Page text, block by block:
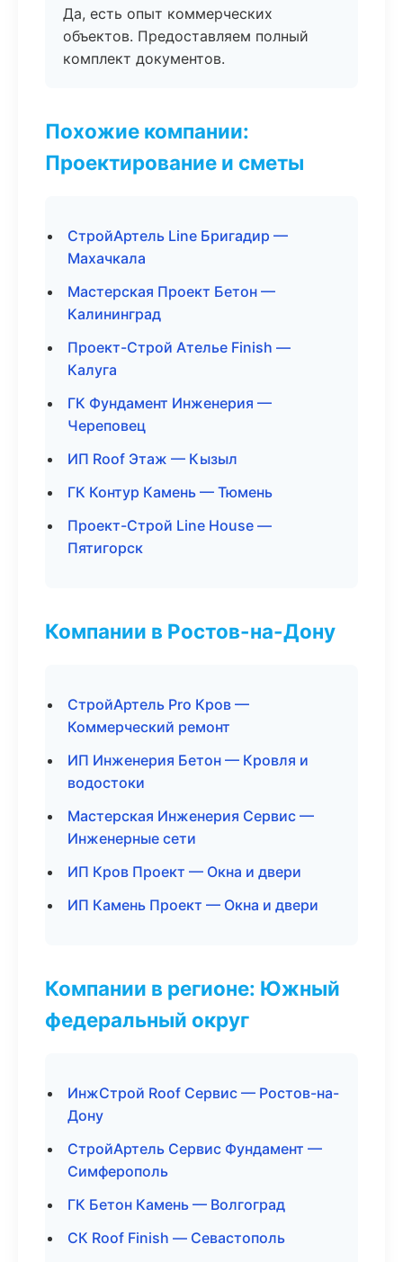
Да, есть опыт коммерческих
объектов. Предоставляем полный
комплект документов.
Похожие компании:
Проектирование и сметы
СтройАртель Line Бригадир —
Махачкала
Мастерская Проект Бетон —
Калининград
Проект-Строй Ателье Finish —
Калуга
ГК Фундамент Инженерия —
Череповец
ИП Roof Этаж — Кызыл
ГК Контур Камень — Тюмень
Проект-Строй Line House —
Пятигорск
Компании в Ростов-на-Дону
СтройАртель Pro Кров —
Коммерческий ремонт
ИП Инженерия Бетон — Кровля и
водостоки
Мастерская Инженерия Сервис —
Инженерные сети
ИП Кров Проект — Окна и двери
ИП Камень Проект — Окна и двери
Компании в регионе: Южный
федеральный округ
ИнжСтрой Roof Сервис — Ростов-на-
Дону
СтройАртель Сервис Фундамент —
Симферополь
ГК Бетон Камень — Волгоград
СК Roof Finish — Севастополь